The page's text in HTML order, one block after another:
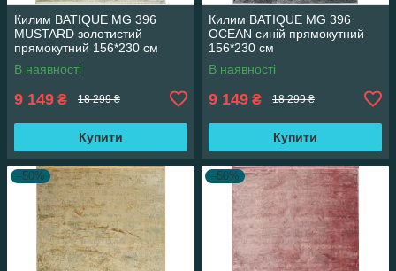
Килим BATIQUE MG 396
MUSTARD золотистий
прямокутний 156*230 см
В наявності
9 149 ₴ 18 299 ₴
Купити
Килим BATIQUE MG 396
OCEAN синій прямокутний
156*230 см
В наявності
9 149 ₴ 18 299 ₴
Купити
–50% –50%